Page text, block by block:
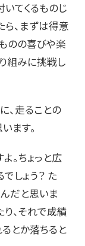
てくるものじ
ら、まずは得意
のの喜びや楽
組みに挑戦し
走ることの
ます。
。ちょっと広
しょう？ た
だと思いま
、それで成績
とか落ちると